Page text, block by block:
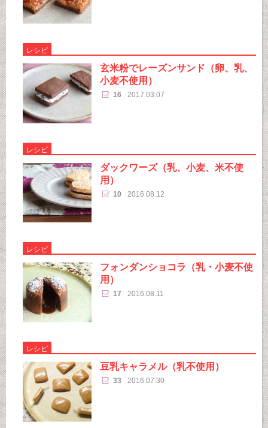
レシピ
玄米粉でレーズンサンド（卵、乳、
小麦不使用）
16 2017.03.07
レシピ
ダックワーズ（乳、小麦、米不使
用）
10 2016.08.12
レシピ
フォンダンショコラ（乳・小麦不使
用）
17 2016.08.11
レシピ
豆乳キャラメル（乳不使用）
33 2016.07.30